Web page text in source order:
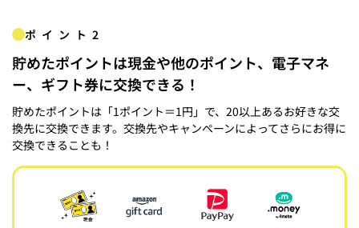
ポイント2
貯めたポイントは現金や他のポイント、電子マネ
ー、ギフト券に交換できる！
貯めたポイントは「1ポイント＝1円」で、20以上あるお好きな交
換先に交換できます。交換先やキャンペーンによってさらにお得に
交換できることも！